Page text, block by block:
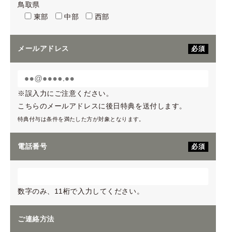
鳥取県
東部
中部 西部
メールアドレス 必須
※誤入力にご注意ください。
こちらのメールアドレスに後日特典を送付します。
特典付与は条件を満たした方が対象となります。
電話番号 必須
数字のみ、11桁で入力してください。
ご連絡方法